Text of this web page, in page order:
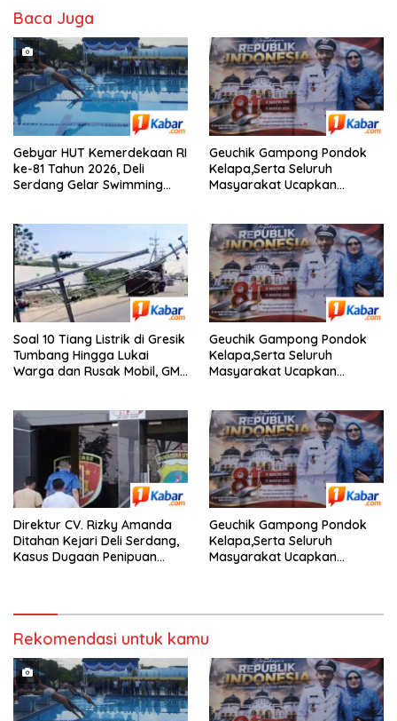
Baca Juga
Gebyar HUT Kemerdekaan RI
ke-81 Tahun 2026, Deli
Serdang Gelar Swimming
Geuchik Gampong Pondok
Kelapa,Serta Seluruh
Masyarakat Ucapkan
Soal 10 Tiang Listrik di Gresik
Tumbang Hingga Lukai
Warga dan Rusak Mobil, GM
Geuchik Gampong Pondok
Kelapa,Serta Seluruh
Masyarakat Ucapkan
Direktur CV. Rizky Amanda
Ditahan Kejari Deli Serdang,
Kasus Dugaan Penipuan
Geuchik Gampong Pondok
Kelapa,Serta Seluruh
Masyarakat Ucapkan
Rekomendasi untuk kamu